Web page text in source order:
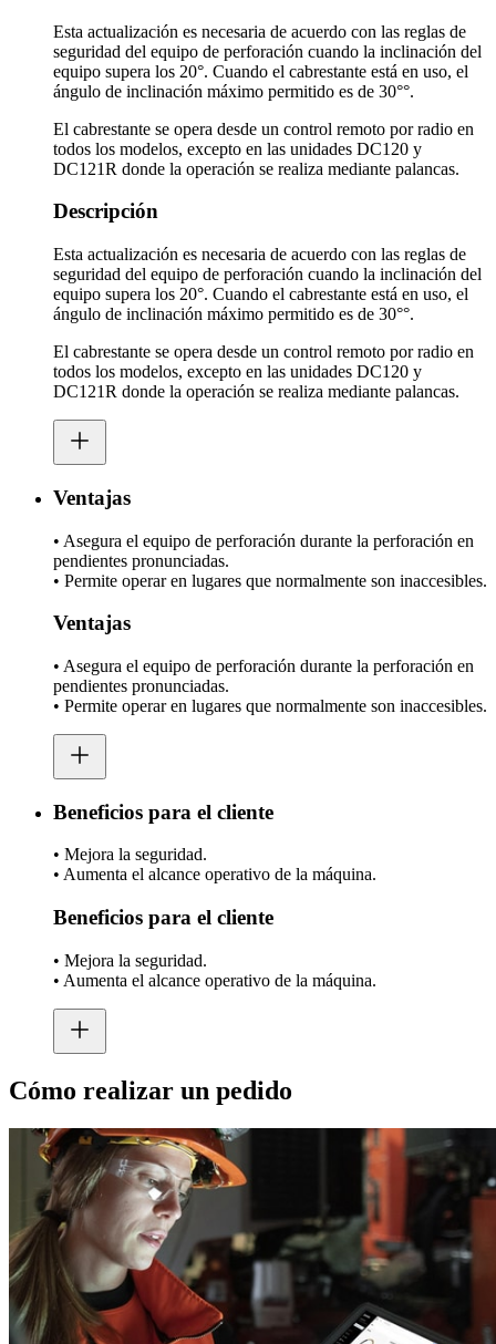
Esta actualización es necesaria de acuerdo con las reglas de
seguridad del equipo de perforación cuando la inclinación del
equipo supera los 20°. Cuando el cabrestante está en uso, el
ángulo de inclinación máximo permitido es de 30°°.
El cabrestante se opera desde un control remoto por radio en
todos los modelos, excepto en las unidades DC120 y
DC121R donde la operación se realiza mediante palancas.
Descripción
Esta actualización es necesaria de acuerdo con las reglas de
seguridad del equipo de perforación cuando la inclinación del
equipo supera los 20°. Cuando el cabrestante está en uso, el
ángulo de inclinación máximo permitido es de 30°°.
El cabrestante se opera desde un control remoto por radio en
todos los modelos, excepto en las unidades DC120 y
DC121R donde la operación se realiza mediante palancas.
Ventajas
• Asegura el equipo de perforación durante la perforación en
pendientes pronunciadas.
• Permite operar en lugares que normalmente son inaccesibles.
Ventajas
• Asegura el equipo de perforación durante la perforación en
pendientes pronunciadas.
• Permite operar en lugares que normalmente son inaccesibles.
Beneficios para el cliente
• Mejora la seguridad.
• Aumenta el alcance operativo de la máquina.
Beneficios para el cliente
• Mejora la seguridad.
• Aumenta el alcance operativo de la máquina.
Cómo realizar un pedido